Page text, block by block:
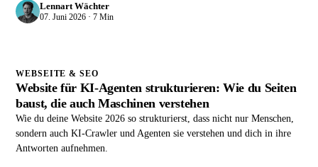
Lennart Wächter
07. Juni 2026 · 7 Min
WEBSEITE & SEO
Website für KI-Agenten strukturieren: Wie du Seiten
baust, die auch Maschinen verstehen
Wie du deine Website 2026 so strukturierst, dass nicht nur Menschen,
sondern auch KI-Crawler und Agenten sie verstehen und dich in ihre
Antworten aufnehmen.